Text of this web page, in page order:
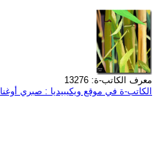
معرف الكاتب-ة: 13276
الكاتب-ة في موقع ويكيبيديا : صبري أوغنا